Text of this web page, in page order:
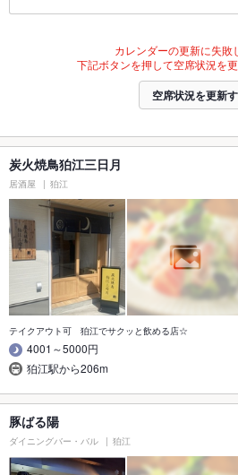
カレンダーの更新に失敗
下記ボタンを押して空席状況を更
空席状況を更新
炭火焼鳥狛江三日月
居酒屋 狛江
テイクアウト可 狛江でサクッと飲める店☆
4001～5000円
狛江駅から206m
豚ばる陽
ダイニングバー・バル 狛江